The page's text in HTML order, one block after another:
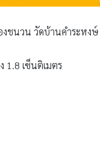
ชนวน วัดบ้านคำระหงษ์
1.8 เซ็นติเมตร